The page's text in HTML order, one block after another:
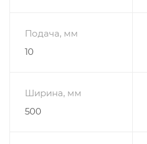
Подача, мм
10
Ширина, мм
500